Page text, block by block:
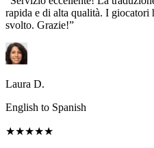
rapida e di alta qualità. I
svolto. Grazie!”
Laura D.
English to Spanish
★★★★★